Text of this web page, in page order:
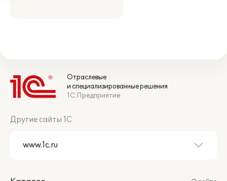
Отраслевые
и специализированные решения
1С:Предприятие
Другие сайты 1С